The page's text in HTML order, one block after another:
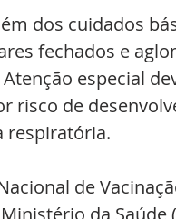
dos cuidados
fechados e
especial
risco de
respiratória.
de
da Saúde